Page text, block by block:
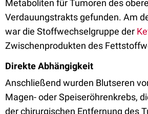
Metaboliten für Tumoren des
Verdauungstrakts gefunden. Am
war die Stoffwechselgruppe der
Zwischenprodukten des
Direkte Abhängigkeit
Anschließend wurden Blutseren
Magen- oder Speiseröhrenkrebs,
der chirurgischen Entfernung des